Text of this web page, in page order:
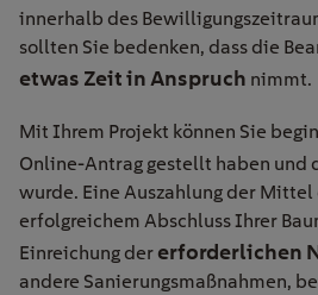
innerhalb des
sollten Sie bedenken, dass die
etwas Zeit in Anspruch nimmt.
Mit Ihrem Projekt können Sie
Online-Antrag gestellt haben und
wurde. Eine Auszahlung der
erfolgreichem Abschluss Ihrer
Einreichung der erforderlichen
andere Sanierungsmaßnahmen,